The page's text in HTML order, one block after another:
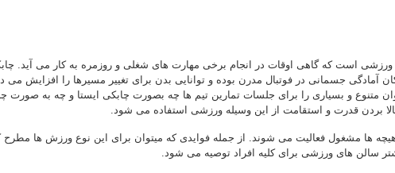
ورزشی است که گاهی اوقات در انجام برخی مهارت های شغلی و روزمره به کار می آید.
آمادگی جسمانی در فوتبال مدرن بوده و توانایی بدن برای تغییر مسیرها را افزایش می
متنوع و بسیاری را برای جلسات تمارین تیم ها چه بصورت چابکی ایستا و چه به صورت
بردن قدرت و استقامت از این وسیله ورزشی استفاده می شود.
ها مشغول فعالیت می شوند. از جمله فوایدی که میتوان برای این نوع ورزش ها
سالن های ورزشی برای کلیه افراد توصیه می شود.